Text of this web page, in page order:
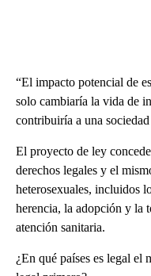
“El impacto potencial de
solo cambiaría la vida de
contribuiría a una
El proyecto de ley
derechos legales y el
heterosexuales, incluidos
herencia, la adopción y la
atención sanitaria.
¿En qué países es legal el